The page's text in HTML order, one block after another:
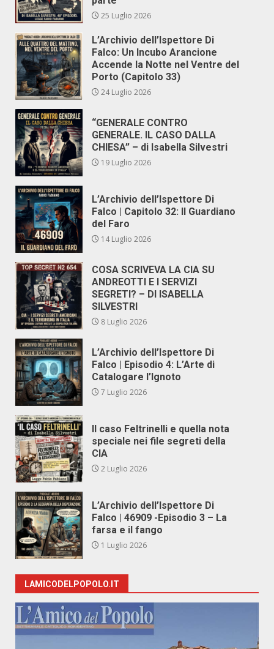
25 Luglio 2026
L’Archivio dell’Ispettore Di
Falco: Un Incubo Arancione
Accende la Notte nel Ventre del
Porto (Capitolo 33)
24 Luglio 2026
“GENERALE CONTRO
GENERALE. IL CASO DALLA
CHIESA” – di Isabella Silvestri
19 Luglio 2026
L’Archivio dell’Ispettore Di
Falco | Capitolo 32: Il Guardiano
del Faro
14 Luglio 2026
COSA SCRIVEVA LA CIA SU
ANDREOTTI E I SERVIZI
SEGRETI? – DI ISABELLA
SILVESTRI
8 Luglio 2026
L’Archivio dell’Ispettore Di
Falco | Episodio 4: L’Arte di
Catalogare l’Ignoto
7 Luglio 2026
Il caso Feltrinelli e quella nota
speciale nei file segreti della
CIA
2 Luglio 2026
L’Archivio dell’Ispettore Di
Falco | 46909 -Episodio 3 – La
farsa e il fango
1 Luglio 2026
LAMICODELPOPOLO.IT